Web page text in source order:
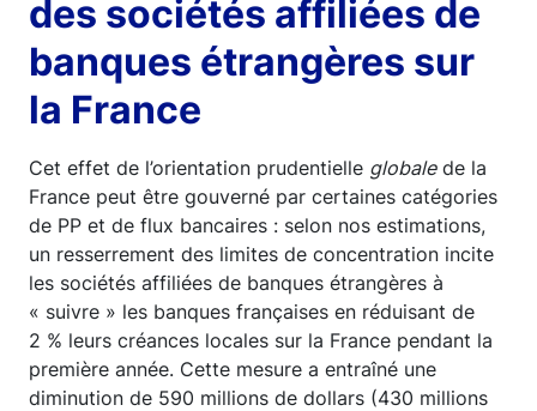
des sociétés affiliées de
banques étrangères sur
la France
Cet effet de l’orientation prudentielle globalede la
France peut être gouverné par certaines catégories
de PP et de flux bancaires : selon nos estimations,
un resserrement des limites de concentration incite
les sociétés affiliées de banques étrangères à
« suivre » les banques françaises en réduisant de
2 % leurs créances locales sur la France pendant la
première année. Cette mesure a entraîné une
diminution de 590 millions de dollars (430 millions